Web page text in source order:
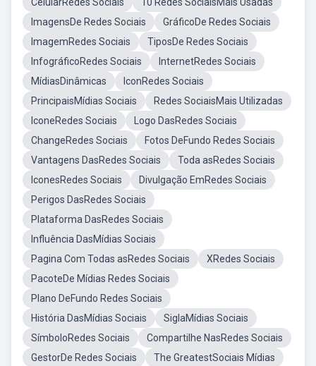
ImagensDe Redes Sociais
GráficoDe Redes Sociais
ImagemRedes Sociais
TiposDe Redes Sociais
InfográficoRedes Sociais
InternetRedes Sociais
MídiasDinâmicas
IconRedes Sociais
PrincipaisMídias Sociais
Redes SociaisMais Utilizadas
IconeRedes Sociais
Logo DasRedes Sociais
ChangeRedes Sociais
Fotos DeFundo Redes Sociais
Vantagens DasRedes Sociais
Toda asRedes Sociais
IconesRedes Sociais
Divulgação EmRedes Sociais
Perigos DasRedes Sociais
Plataforma DasRedes Sociais
Influência DasMídias Sociais
Pagina Com Todas asRedes Sociais
XRedes Sociais
PacoteDe Mídias Redes Sociais
Plano DeFundo Redes Sociais
História DasMídias Sociais
SiglaMídias Sociais
SímboloRedes Sociais
Compartilhe NasRedes Sociais
GestorDe Redes Sociais
The GreatestSociais Mídias